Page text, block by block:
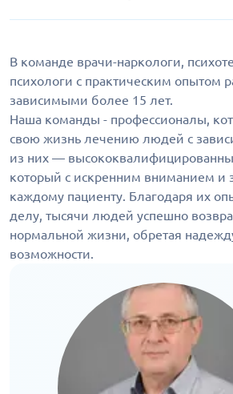
В команде врачи-наркологи,
психологи с практическим опытом
зависимыми более 15 лет.
Наша команды - профессионалы,
свою жизнь лечению людей с
из них —
который с искренним вниманием и
каждому пациенту. Благодаря их
делу, тысячи людей успешно
нормальной жизни, обретая
возможности.